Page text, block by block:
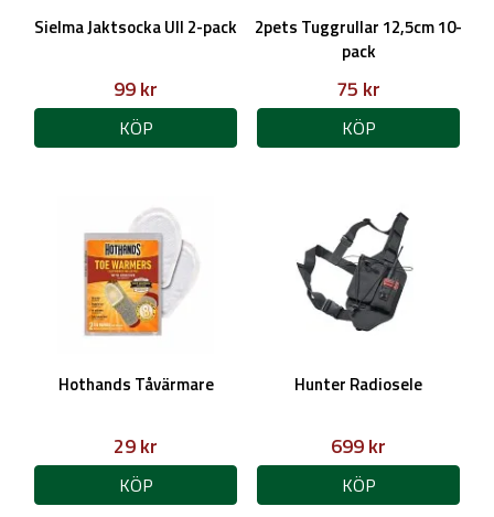
Sielma Jaktsocka Ull 2-pack
99 kr
KÖP
2pets Tuggrullar 12,5cm 10-
pack
75 kr
KÖP
Hothands Tåvärmare
29 kr
KÖP
Hunter Radiosele
699 kr
KÖP